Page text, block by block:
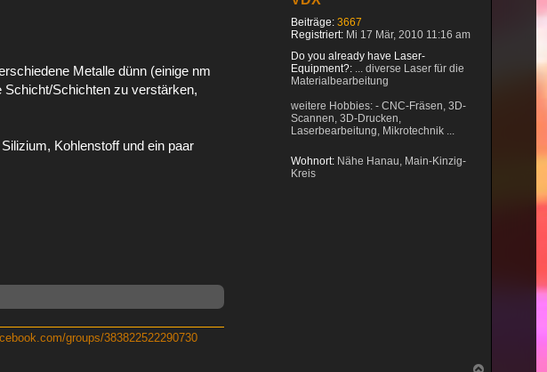
Beiträge: 3667
Registriert: Mi 17 Mär, 2010 11:16 am
Do you already have Laser-
Equipment?: ... diverse Laser für die
Materialbearbeitung
weitere Hobbies: - CNC-Fräsen, 3D-
Scannen, 3D-Drucken,
Laserbearbeitung, Mikrotechnik ...
Wohnort: Nähe Hanau, Main-Kinzig-
Kreis
Metalle dünn (einige nm
Schicht/Schichten zu verstärken,
Kohlenstoff und ein paar
groups/383822522290730